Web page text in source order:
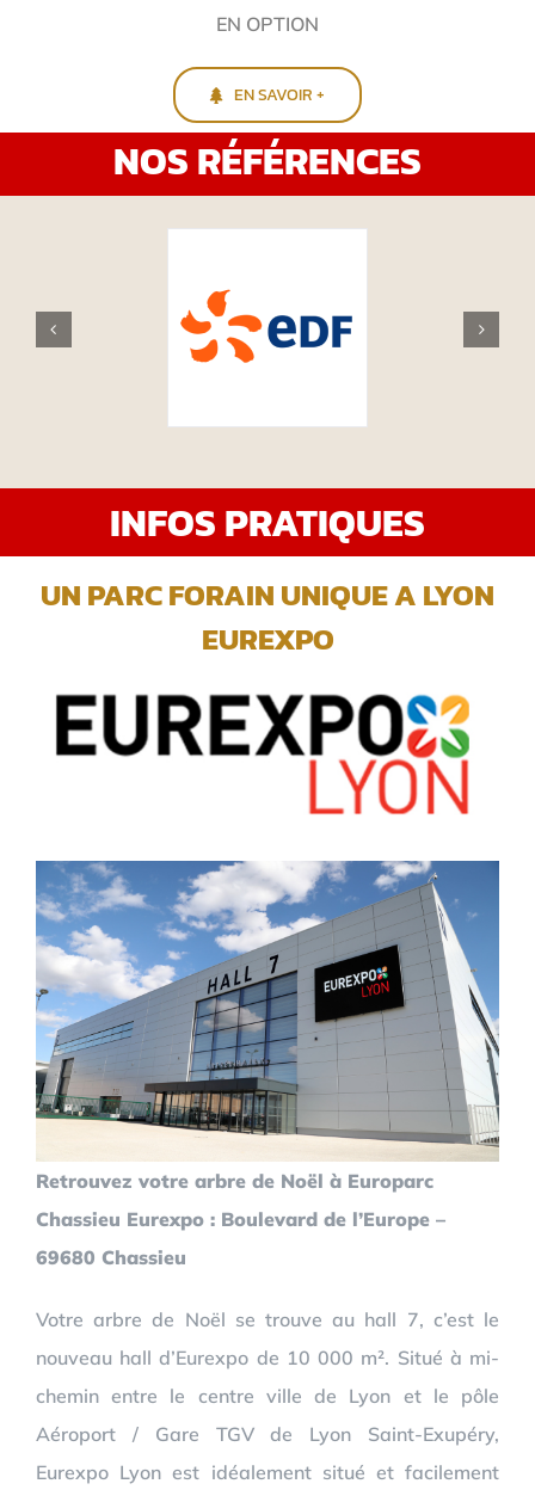
EN OPTION
EN SAVOIR +
NOS RÉFÉRENCES
INFOS PRATIQUES
UN PARC FORAIN UNIQUE A LYON
EUREXPO
Retrouvez votre arbre de Noël à Europarc
Chassieu Eurexpo : Boulevard de l’Europe –
69680 Chassieu
Votre arbre de Noël se trouve au hall 7, c’est le
nouveau hall d’Eurexpo de 10 000 m². Situé à mi-
chemin entre le centre ville de Lyon et le pôle
Aéroport / Gare TGV de Lyon Saint-Exupéry,
Eurexpo Lyon est idéalement situé et facilement